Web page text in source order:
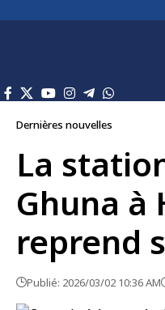
Dernières nouvelles
La
Ghuna à
reprend
Publié: 2026/03/02 10:36 AM